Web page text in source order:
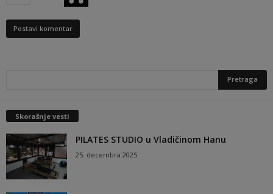
Skorašnje vesti
PILATES STUDIO u Vladičinom Hanu
25. decembra 2025.